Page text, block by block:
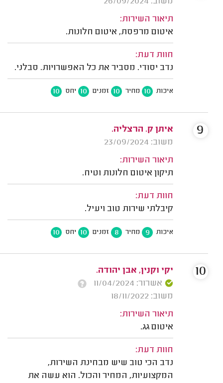
תיאור השירות:
איטום מרפסת, איטום חלונות.
חוות דעת:
נדב יסודי. מסביר את כל האפשרויות. סבלני.
איכות 10 מחיר 10 זמנים 10 יחס 10
איתן ק. הרצליה.
משוב: 23/09/2024
תיאור השירות:
תיקון איטום חלונות וטיח.
חוות דעת:
קיבלתי שירות טוב ויעיל.
איכות 9 מחיר 8 זמנים 10 יחס 10
9
יקי וקנין, אבן יהודה.
אשרור: 11/04/2024
משוב: 18/11/2022
תיאור השירות:
איטום גג.
חוות דעת:
נדב הכי טוב שיש מבחינת השירות,
המקצועיות, המחיר והכול. הוא עשה את
10